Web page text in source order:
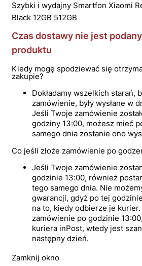
Szybki i wydajny Smartfon Xiaomi
Black 12GB 512GB
Czas dostawy nie jest
produktu
Kiedy mogę spodziewać się
zakupie?
Dokładamy wszelkich starań,
zamówienie, były wysłane w
Jeśli Twoje zamówienie
godziny 13:00, możesz mieć
samego dnia zostanie ono
Co jeśli złoże zamówienie po
Jeśli Twoje zamówienie
godzinie 13:00, również
tego samego dnia. Nie
gwarancji, gdyż po tej
na to, kiedy odbierze je kurier.
zamówienie po godzinie
kuriera inPost, wtedy jest
następny dzień.
Zamknij okno